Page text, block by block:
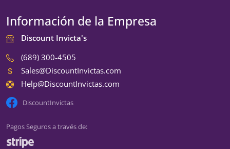
Información de la Empresa
Discount Invicta's
(689) 300-4505
Sales@DiscountInvictas.com
Help@DiscountInvictas.com
DiscountInvictas
Pagos Seguros a través de: